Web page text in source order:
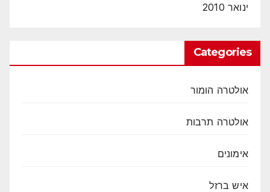
ינואר 2010
Categories
אולטרה הומור
אולטרה תרבות
אימונים
איש ברזל